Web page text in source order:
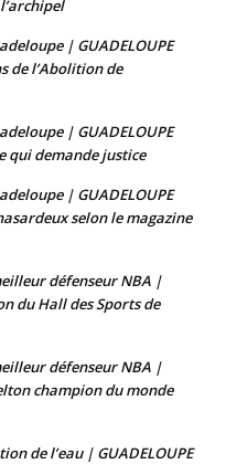
| GUADELOUPE
de l’Abolition de
| GUADELOUPE
qui demande justice
| GUADELOUPE
selon le magazine
défenseur NBA |
du Hall des Sports de
défenseur NBA |
champion du monde
de l’eau | GUADELOUPE